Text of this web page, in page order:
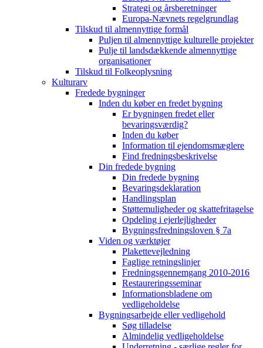
Strategi og årsberetninger
Europa-Nævnets regelgrundlag
Tilskud til almennyttige formål
Puljen til almennyttige kulturelle projekter
Pulje til landsdækkende almennyttige
organisationer
Tilskud til Folkeoplysning
Kulturarv
Fredede bygninger
Inden du køber en fredet bygning
Er bygningen fredet eller
bevaringsværdig?
Inden du køber
Information til ejendomsmæglere
Find fredningsbeskrivelse
Din fredede bygning
Din fredede bygning
Bevaringsdeklaration
Handlingsplan
Støttemuligheder og skattefritagelse
Opdeling i ejerlejligheder
Bygningsfredningsloven § 7a
Viden og værktøjer
Plakettevejledning
Faglige retningslinjer
Fredningsgennemgang 2010-2016
Restaureringsseminar
Informationsbladene om
vedligeholdelse
Bygningsarbejde eller vedligehold
Søg tilladelse
Almindelig vedligeholdelse